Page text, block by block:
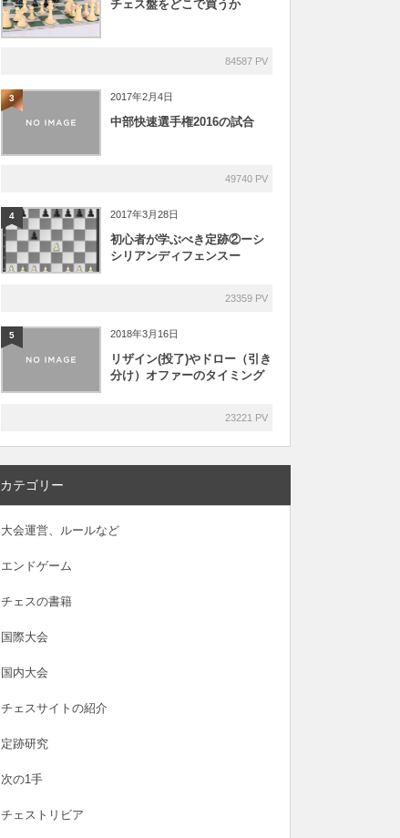
チェス盤をどこで買うか
84587 PV
3 2017年2月4日
中部快速選手権2016の試合
49740 PV
4 2017年3月28日
初心者が学ぶべき定跡②ーシ
シリアンディフェンスー
23359 PV
5 2018年3月16日
リザイン(投了)やドロー（引き
分け）オファーのタイミング
23221 PV
カテゴリー
大会運営、ルールなど
エンドゲーム
チェスの書籍
国際大会
国内大会
チェスサイトの紹介
定跡研究
次の1手
チェストリビア